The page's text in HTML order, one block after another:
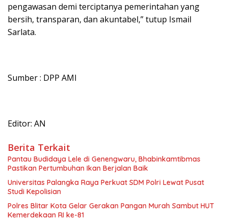
pengawasan demi terciptanya pemerintahan yang
bersih, transparan, dan akuntabel,” tutup Ismail
Sarlata.
Sumber : DPP AMI
Editor: AN
Berita Terkait
Pantau Budidaya Lele di Genengwaru, Bhabinkamtibmas
Pastikan Pertumbuhan Ikan Berjalan Baik
Universitas Palangka Raya Perkuat SDM Polri Lewat Pusat
Studi Kepolisian
Polres Blitar Kota Gelar Gerakan Pangan Murah Sambut HUT
Kemerdekaan RI ke-81